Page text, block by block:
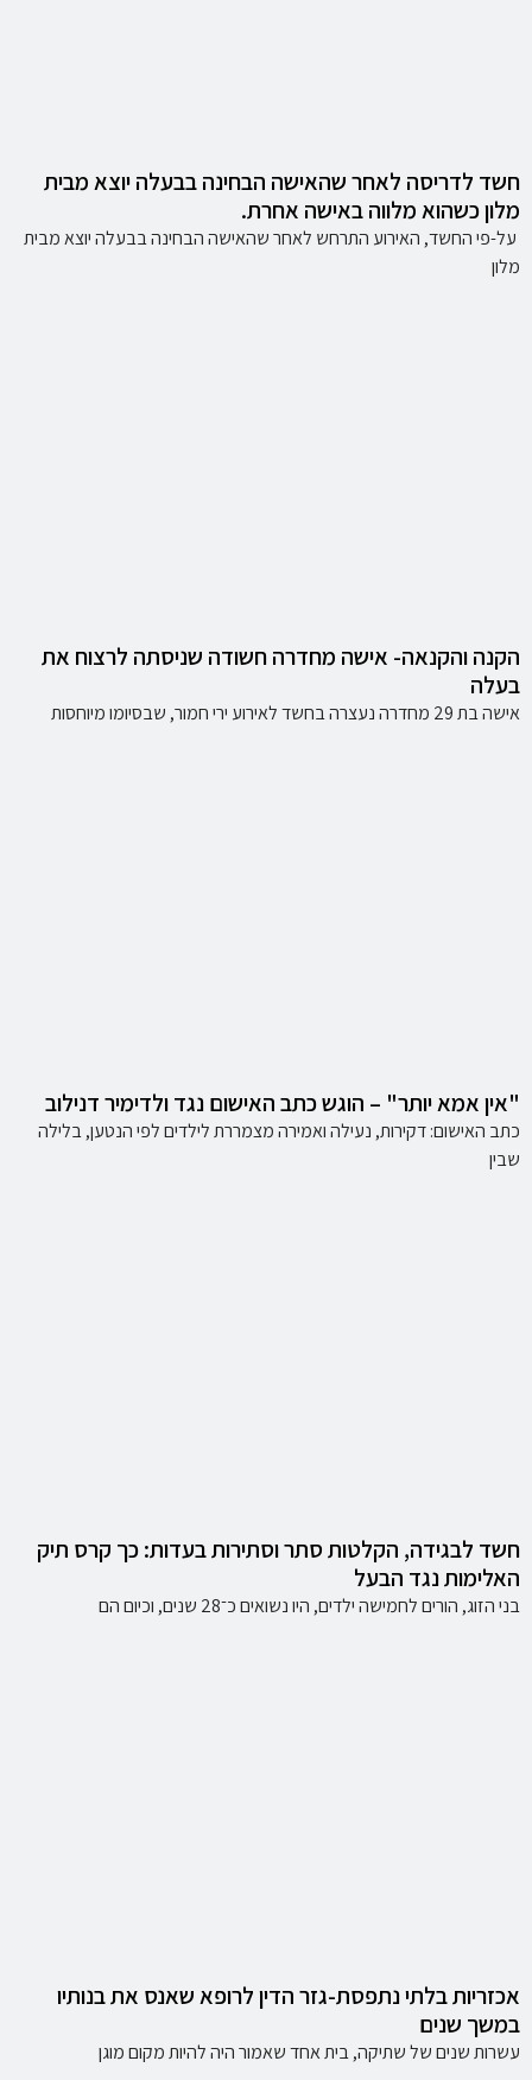
חשד לדריסה לאחר שהאישה הבחינה בבעלה יוצא מבית
מלון כשהוא מלווה באישה אחרת.
על-פי החשד, האירוע התרחש לאחר שהאישה הבחינה בבעלה יוצא מבית
מלון
הקנה והקנאה- אישה מחדרה חשודה שניסתה לרצוח את
בעלה
אישה בת 29 מחדרה נעצרה בחשד לאירוע ירי חמור, שבסיומו מיוחסות
"אין אמא יותר" – הוגש כתב האישום נגד ולדימיר דנילוב
כתב האישום: דקירות, נעילה ואמירה מצמררת לילדים לפי הנטען, בלילה
שבין
חשד לבגידה, הקלטות סתר וסתירות בעדות: כך קרס תיק
האלימות נגד הבעל
בני הזוג, הורים לחמישה ילדים, היו נשואים כ־28 שנים, וכיום הם
אכזריות בלתי נתפסת-גזר הדין לרופא שאנס את בנותיו
במשך שנים
עשרות שנים של שתיקה, בית אחד שאמור היה להיות מקום מוגן